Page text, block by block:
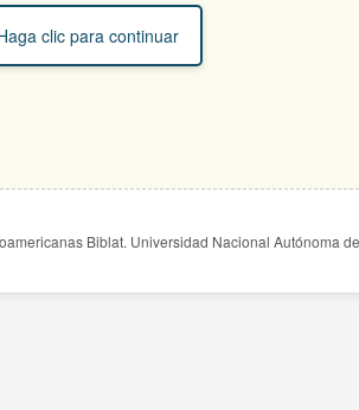
clic para continuar
Biblat. Universidad Nacional Autónoma